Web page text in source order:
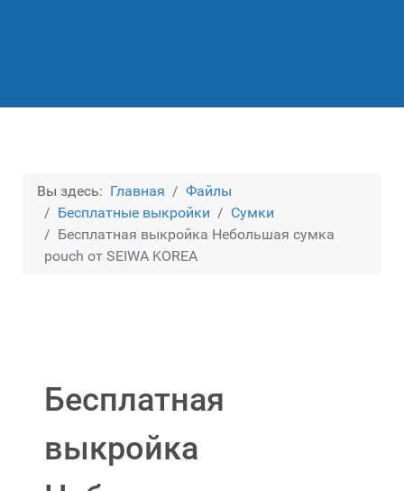
Вы здесь: Главная
Файлы
Бесплатные выкройки
Сумки
Бесплатная выкройка Небольшая сумка
pouch от SEIWA KOREA
Бесплатная
выкройка